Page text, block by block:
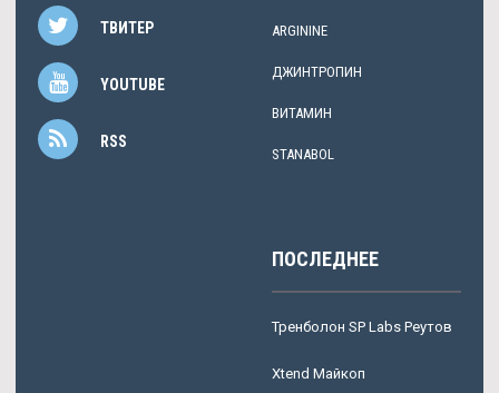
ТВИТЕР
YOUTUBE
RSS
ARGININE
ДЖИНТРОПИН
ВИТАМИН
STANABOL
ПОСЛЕДНЕЕ
Тренболон SP Labs Реутов
Xtend Майкоп